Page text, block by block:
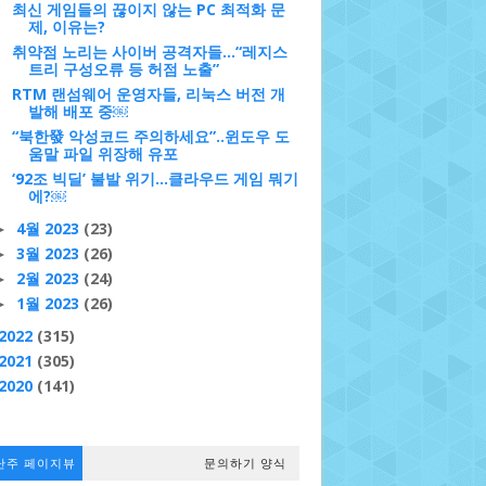
최신 게임들의 끊이지 않는 PC 최적화 문
제, 이유는?
취약점 노리는 사이버 공격자들…“레지스
트리 구성오류 등 허점 노출”
RTM 랜섬웨어 운영자들, 리눅스 버전 개
발해 배포 중￼
“북한發 악성코드 주의하세요”..윈도우 도
움말 파일 위장해 유포
‘92조 빅딜’ 불발 위기…클라우드 게임 뭐기
에?￼
4월 2023 (23)
3월 2023 (26)
2월 2023 (24)
1월 2023 (26)
2022 (315)
2021 (305)
2020 (141)
주 페이지뷰 문의하기 양식